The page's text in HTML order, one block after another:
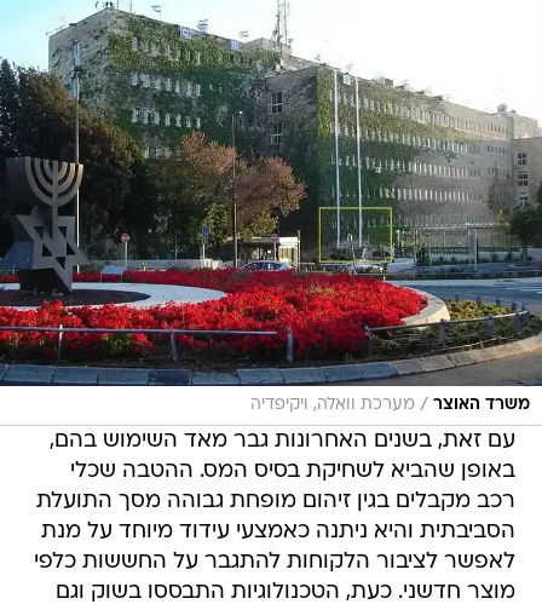
משרד האוצר / מערכת וואלה, ויקיפדיה
עם זאת, בשנים האחרונות גבר מאד השימוש בהם,
באופן שהביא לשחיקת בסיס המס. ההטבה שכלי
רכב מקבלים בגין זיהום מופחת גבוהה מסך התועלת
הסביבתית והיא ניתנה כאמצעי עידוד מיוחד על מנת
לאפשר לציבור הלקוחות להתגבר על החששות כלפי
מוצר חדשני. כעת, הטכנולוגיות התבססו בשוק וגם